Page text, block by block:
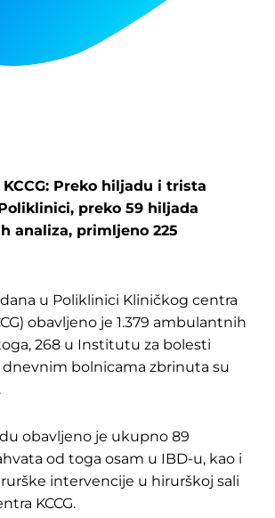
Preko hiljadu i trista
preko 59 hiljada
analiza, primljeno 225
u Poliklinici Kliničkog centra
obavljeno je 1.379 ambulantnih
268 u Institutu za bolesti
dnevnim bolnicama zbrinuta su
obavljeno je ukupno 89
od toga osam u IBD-u, kao i
intervencije u hirurškoj sali
KCCG.